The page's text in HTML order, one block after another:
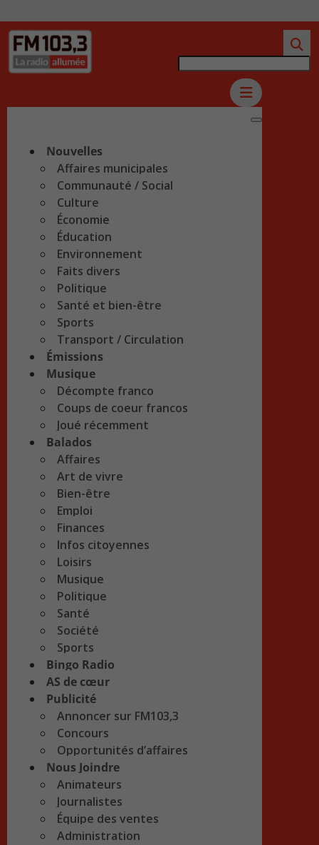
Nouvelles
Affaires municipales
Communauté / Social
Culture
Économie
Éducation
Environnement
Faits divers
Politique
Santé et bien-être
Sports
Transport / Circulation
Émissions
Musique
Décompte franco
Coups de coeur francos
Joué récemment
Balados
Affaires
Art de vivre
Bien-être
Emploi
Finances
Infos citoyennes
Loisirs
Musique
Politique
Santé
Société
Sports
Bingo Radio
AS de cœur
Publicité
Annoncer sur FM103,3
Concours
Opportunités d’affaires
Nous Joindre
Animateurs
Journalistes
Équipe des ventes
Administration